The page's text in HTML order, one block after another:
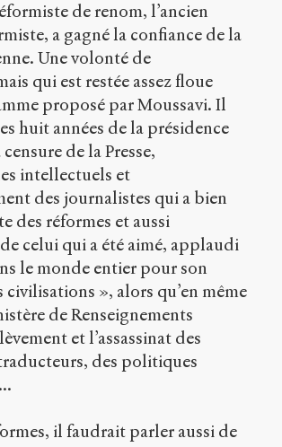
de renom, l’ancien
a gagné la confiance de la
Une volonté de
qui est restée assez floue
proposé par Moussavi. Il
huit années de la présidence
de la Presse,
intellectuels et
des journalistes qui a bien
des réformes et aussi
celui qui a été aimé, applaudi
le monde entier pour son
», alors qu’en même
de Renseignements
et l’assassinat des
des politiques
il faudrait parler aussi de